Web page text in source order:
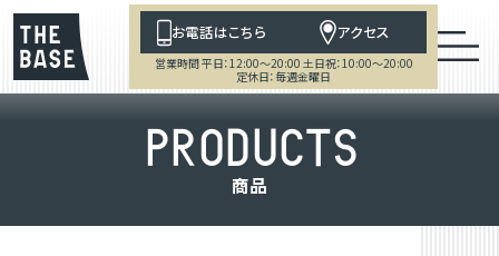
お電話はこちら アクセス
営業時間 平日：12:00～20:00 土日祝：10:00～20:00
定休日：毎週金曜日
PRODUCTS
商品